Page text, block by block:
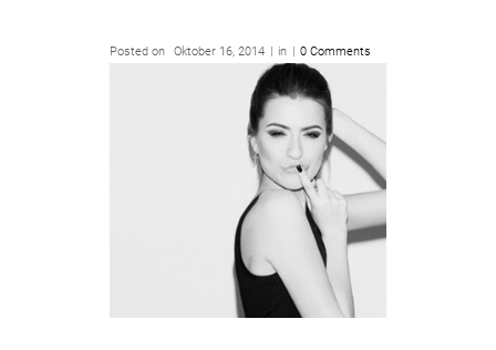
Posted on Oktober 16, 2014 in 0 Comments